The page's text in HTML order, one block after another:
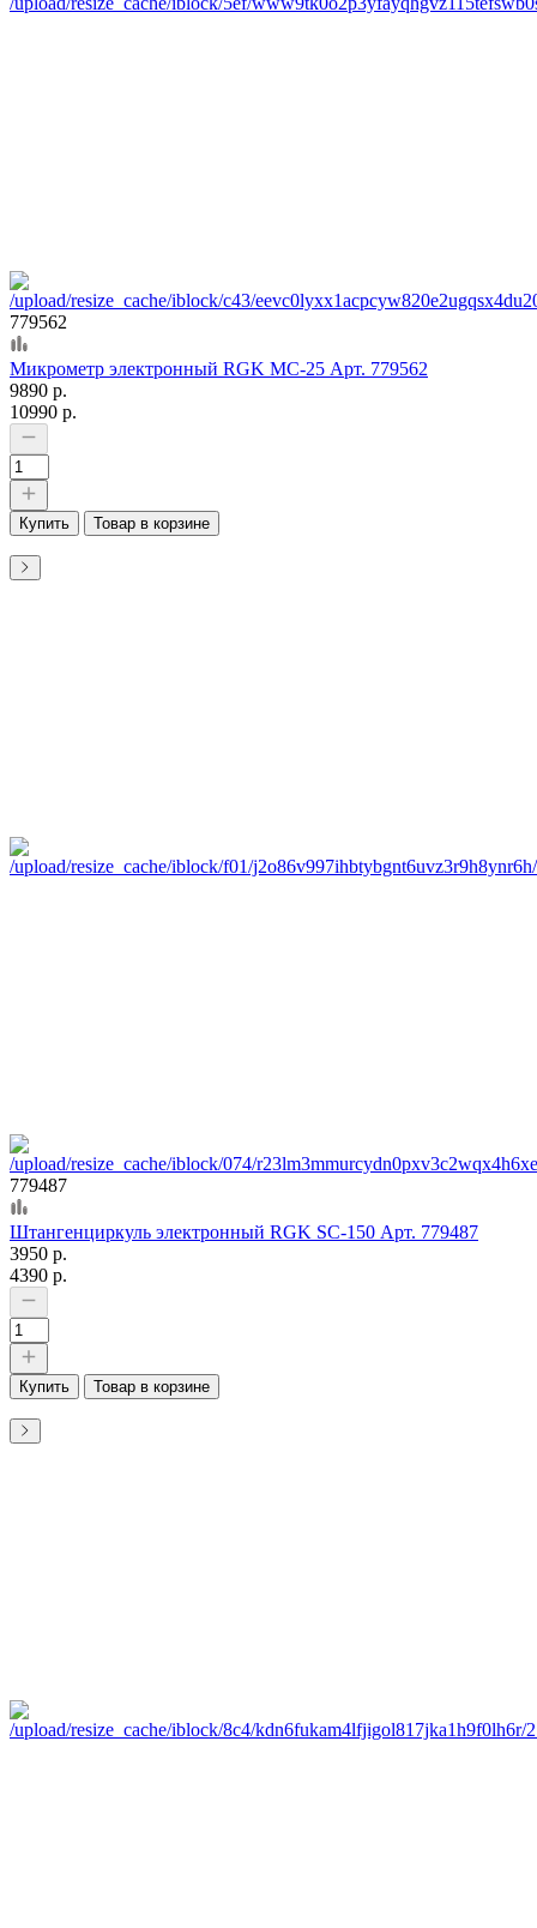
779562
Микрометр электронный RGK MC-25 Арт. 779562
9890 р.
10990 р.
Купить Товар в корзине
779487
Штангенциркуль электронный RGK SC-150 Арт. 779487
3950 р.
4390 р.
Купить Товар в корзине